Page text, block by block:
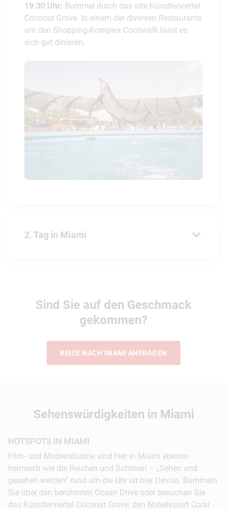
19:30 Uhr: Bummel durch das alte Künstlerviertel
Coconut Grove. In einem der diversen Restaurants
um den Shopping-Komplex Cocowalk lässt es
sich gut dinieren.
© Seaquarium Park
2. Tag in Miami
Parasailing. Mega-Spaß und
traumhafter Blick auf
etwas Beachen am kilometerlangen, feinsandigen
beliebtes Fotomotiv.
Sind Sie auf den Geschmack
gekommen?
REISE NACH MIAMI ANFRAGEN
Sehenswürdigkeiten in Miami
HOTSPOTS IN MIAMI
Film- und Modeindustrie sind hier in Miami ebenso
heimisch wie die Reichen und Schönen – „Sehen und
gesehen werden“ rund um die Uhr ist hier Devise. Bummeln
Sie über den berühmten Ocean Drive oder besuchen Sie
das Künstlerviertel Coconut Grove, den Nobelvorort Coral